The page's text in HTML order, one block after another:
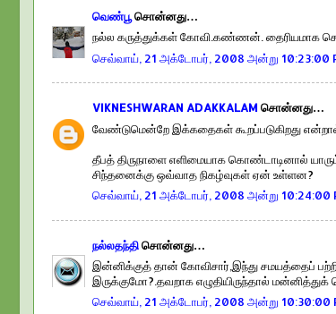
வெண்பூசொன்னது…
நல்ல கருத்துக்கள் கோவி.கண்ணன். தைரியமாக
செவ்வாய், 21 அக்டோபர், 2008 அன்று 10:23:00
VIKNESHWARAN ADAKKALAM சொன்னது…
வேண்டுமென்றே இக்கதைகள் கூறப்படுகிறது
தீபத் திருநாளை எளிமையாக கொண்டாடினால்
சிந்தனைக்கு ஒவ்வாத நிகழ்வுகள் ஏன் உள்ளன?
செவ்வாய், 21 அக்டோபர், 2008 அன்று 10:24:00
நல்லதந்திசொன்னது…
இன்னிக்குத் தான் கோவிசார்,இந்து சமயத்தைப்
இருக்குமோ?.தவறாக எழுதியிருந்தால்
செவ்வாய், 21 அக்டோபர், 2008 அன்று 10:30:00